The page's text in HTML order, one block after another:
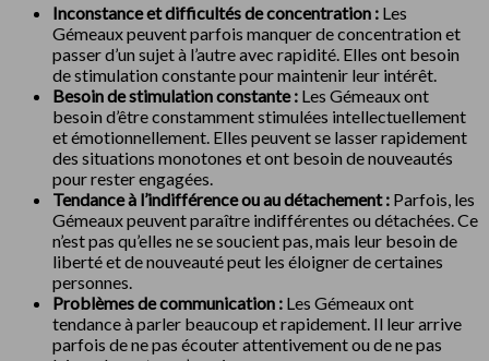
Inconstance et difficultés de concentration : Les
Gémeaux peuvent parfois manquer de concentration et
passer d’un sujet à l’autre avec rapidité. Elles ont besoin
de stimulation constante pour maintenir leur intérêt.
Besoin de stimulation constante : Les Gémeaux ont
besoin d’être constamment stimulées intellectuellement
et émotionnellement. Elles peuvent se lasser rapidement
des situations monotones et ont besoin de nouveautés
pour rester engagées.
Tendance à l’indifférence ou au détachement : Parfois, les
Gémeaux peuvent paraître indifférentes ou détachées. Ce
n’est pas qu’elles ne se soucient pas, mais leur besoin de
liberté et de nouveauté peut les éloigner de certaines
personnes.
Problèmes de communication : Les Gémeaux ont
tendance à parler beaucoup et rapidement. Il leur arrive
parfois de ne pas écouter attentivement ou de ne pas